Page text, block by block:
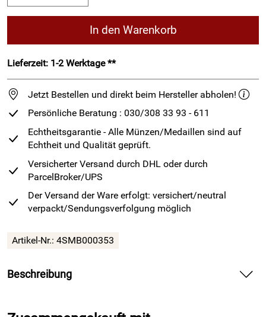
In den Warenkorb
Lieferzeit: 1-2 Werktage **
Jetzt Bestellen und direkt beim Hersteller abholen!
Persönliche Beratung : 030/308 33 93 - 611
Echtheitsgarantie - Alle Münzen/Medaillen sind auf
Echtheit und Qualität geprüft.
Versicherter Versand durch DHL oder durch
ParcelBroker/UPS
Der Versand der Ware erfolgt: versichert/neutral
verpackt/Sendungsverfolgung möglich
Artikel-Nr.: 4SMB000353
Beschreibung
einzigartigen Edition -
nur 500 Stück